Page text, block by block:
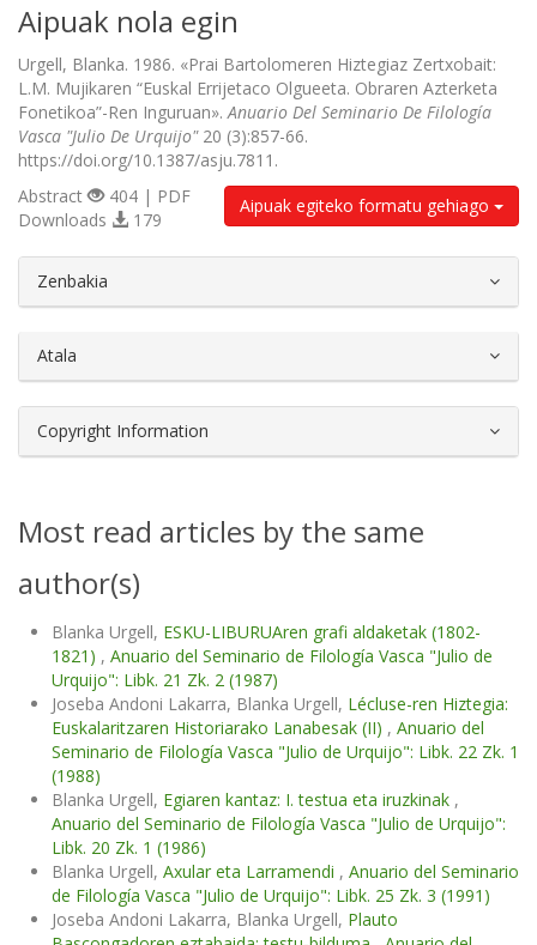
Aipuak nola egin
Urgell, Blanka. 1986. «Prai Bartolomeren Hiztegiaz Zertxobait:
L.M. Mujikaren “Euskal Errijetaco Olgueeta. Obraren Azterketa
Fonetikoa”-Ren Inguruan».Anuario Del Seminario De Filología
Vasca "Julio De Urquijo"20 (3):857-66.
https://doi.org/10.1387/asju.7811.
Aipuak egiteko formatu gehiago
Abstract
404 | PDF
Downloads
179
Zenbakia
Atala
Copyright Information
Most read articles by the same
author(s)
Blanka Urgell, ESKU-LIBURUAren grafi aldaketak (1802-
1821) , Anuario del Seminario de Filología Vasca "Julio de
Urquijo": Libk. 21 Zk. 2 (1987)
Joseba Andoni Lakarra, Blanka Urgell, Lécluse-ren Hiztegia:
Euskalaritzaren Historiarako Lanabesak (II) , Anuario del
Seminario de Filología Vasca "Julio de Urquijo": Libk. 22 Zk. 1
(1988)
Blanka Urgell, Egiaren kantaz: I. testua eta iruzkinak ,
Anuario del Seminario de Filología Vasca "Julio de Urquijo":
Libk. 20 Zk. 1 (1986)
Blanka Urgell, Axular eta Larramendi , Anuario del Seminario
de Filología Vasca "Julio de Urquijo": Libk. 25 Zk. 3 (1991)
Joseba Andoni Lakarra, Blanka Urgell, Plauto